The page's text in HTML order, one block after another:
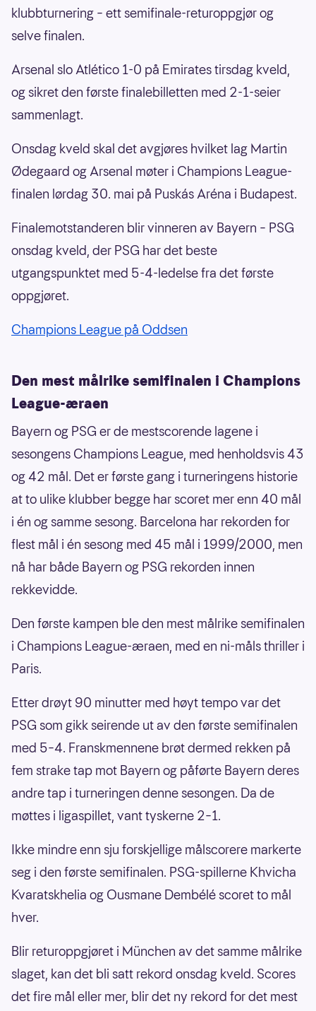
klubbturnering – ett semifinale-returoppgjør og
selve finalen.
Arsenal slo Atlético 1-0 på Emirates tirsdag kveld,
og sikret den første finalebilletten med 2-1-seier
sammenlagt.
Onsdag kveld skal det avgjøres hvilket lag Martin
Ødegaard og Arsenal møter i Champions League-
finalen lørdag 30. mai på Puskás Aréna i Budapest.
Finalemotstanderen blir vinneren av Bayern – PSG
onsdag kveld, der PSG har det beste
utgangspunktet med 5-4-ledelse fra det første
oppgjøret.
Champions League på Oddsen
Den mest målrike semifinalen i Champions
League-æraen
Bayern og PSG er de mestscorende lagene i
sesongens Champions League, med henholdsvis 43
og 42 mål. Det er første gang i turneringens historie
at to ulike klubber begge har scoret mer enn 40 mål
i én og samme sesong. Barcelona har rekorden for
flest mål i én sesong med 45 mål i 1999/2000, men
nå har både Bayern og PSG rekorden innen
rekkevidde.
Den første kampen ble den mest målrike semifinalen
i Champions League-æraen, med en ni-måls thriller i
Paris.
Etter drøyt 90 minutter med høyt tempo var det
PSG som gikk seirende ut av den første semifinalen
med 5–4. Franskmennene brøt dermed rekken på
fem strake tap mot Bayern og påførte Bayern deres
andre tap i turneringen denne sesongen. Da de
møttes i ligaspillet, vant tyskerne 2–1.
Ikke mindre enn sju forskjellige målscorere markerte
seg i den første semifinalen. PSG-spillerne Khvicha
Kvaratskhelia og Ousmane Dembélé scoret to mål
hver.
Blir returoppgjøret i München av det samme målrike
slaget, kan det bli satt rekord onsdag kveld. Scores
det fire mål eller mer, blir det ny rekord for det mest